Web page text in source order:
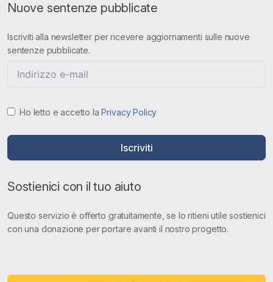
Nuove sentenze pubblicate
Iscriviti alla newsletter per ricevere aggiornamenti sulle nuove
sentenze pubblicate.
Ho letto e accetto laPrivacy Policy
Iscriviti
Sostienici con il tuo aiuto
Questo servizio è offerto gratuitamente, se lo ritieni utile sostienici
con una donazione per portare avanti il nostro progetto.